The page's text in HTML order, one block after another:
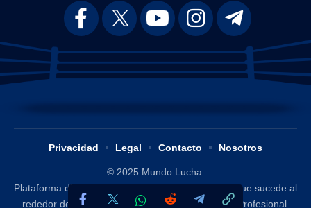
© 2025 Mundo Lucha.
Plataforma digital dedicada a difundir y analizar lo que sucede al
rededor del mundo de la Lucha Libre / Wrestling Profesional.
Privacidad Legal Contacto Nosotros